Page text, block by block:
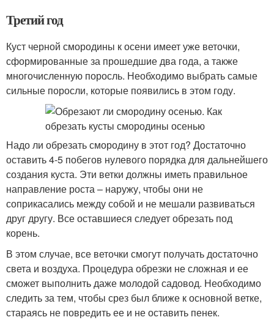
Третий год
Куст черной смородины к осени имеет уже веточки,
сформированные за прошедшие два года, а также
многочисленную поросль. Необходимо выбрать самые
сильные поросли, которые появились в этом году.
Надо ли обрезать смородину в этот год? Достаточно
оставить 4-5 побегов нулевого порядка для дальнейшего
создания куста. Эти ветки должны иметь правильное
направление роста – наружу, чтобы они не
соприкасались между собой и не мешали развиваться
друг другу. Все оставшиеся следует обрезать под
корень.
В этом случае, все веточки смогут получать достаточно
света и воздуха. Процедура обрезки не сложная и ее
сможет выполнить даже молодой садовод. Необходимо
следить за тем, чтобы срез был ближе к основной ветке,
стараясь не повредить ее и не оставить пенек.